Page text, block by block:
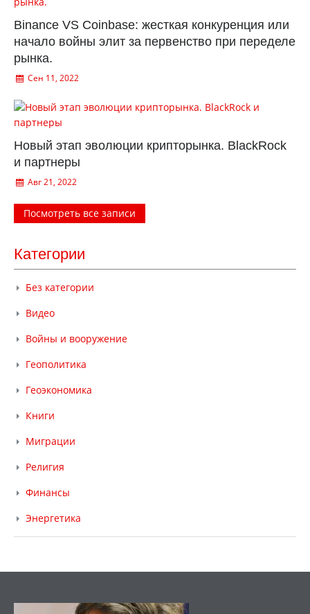
Binance VS Coinbase: жесткая конкуренция или
начало войны элит за первенство при переделе
рынка.
Сен 11, 2022
Новый этап эволюции крипторынка. BlackRock
и партнеры
Авг 21, 2022
Посмотреть все записи
Категории
Без категории
Видео
Войны и вооружение
Геополитика
Геоэкономика
Книги
Миграции
Религия
Финансы
Энергетика